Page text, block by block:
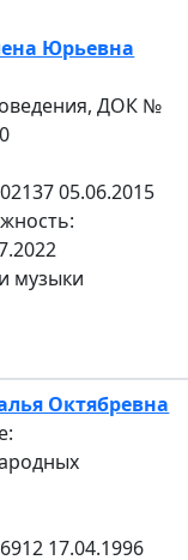
Юрьевна
ДОК №
05.06.2015
музыки
Октябревна
17.04.1996